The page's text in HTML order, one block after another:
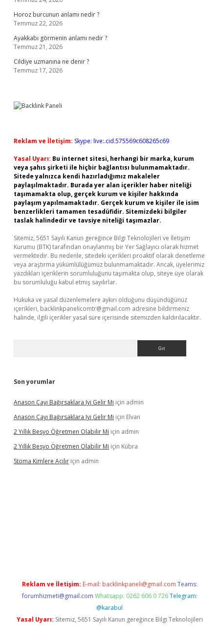
Horoz burcunun anlamı nedir ?
Temmuz 22, 2026
Ayakkabı görmenin anlamı nedir ?
Temmuz 21, 2026
Cildiye uzmanına ne denir ?
Temmuz 17, 2026
Reklam ve İletişim: Skype: live:.cid.575569c608265c69
Yasal Uyarı: Bu internet sitesi, herhangi bir marka, kurum
veya şahıs şirketi ile hiçbir bağlantısı bulunmamaktadır.
Sitede yalnızca kendi hazırladığımız makaleler
paylaşılmaktadır. Burada yer alan içerikler haber niteliği
taşımamakta olup, gerçek kurum ve kişiler hakkında
paylaşım yapılmamaktadır. Gerçek kurum ve kişiler ile isim
benzerlikleri tamamen tesadüfidir. Sitemizdeki bilgiler
taslak halindedir ve tavsiye niteliği taşımazlar.
Sitemiz, 5651 Sayılı Kanun gereğince Bilgi Teknolojileri ve İletişim
Kurumu (BTK) tarafından onaylanmış bir Yer Sağlayıcı olarak hizmet
vermektedir. Bu nedenle, sitedeki içerikleri proaktif olarak denetleme
veya araştırma yükümlülüğümüz bulunmamaktadır. Ancak, üyelerimiz
yazdıkları içeriklerin sorumluluğunu taşımakta olup, siteye üye olarak
bu sorumluluğu kabul etmiş sayılırlar.
Hukuka ve yasal düzenlemelere aykırı olduğunu düşündüğünüz
içerikleri, backlinkpanelicomtr@gmail.com adresine bildirmeniz
halinde, ilgili içerikler yasal süre içerisinde sitemizden kaldırılacaktır.
Son yorumlar
Anason Çayı Bağırsaklara Iyi Gelir Mi için admin
Anason Çayı Bağırsaklara Iyi Gelir Mi için Elvan
2 Yıllık Besyo Öğretmen Olabilir Mi için admin
2 Yıllık Besyo Öğretmen Olabilir Mi için Kübra
Stoma Kimlere Açılır için admin
Reklam ve İletişim: E-mail: backlinkpaneli@gmail.com Teams:
forumhizmeti@gmail.com Whatsapp: 0262 606 0 726 Telegram:
@karabul
Yasal Uyarı: Sitemiz, 5651 Sayılı Kanun gereğince Bilgi Teknolojileri